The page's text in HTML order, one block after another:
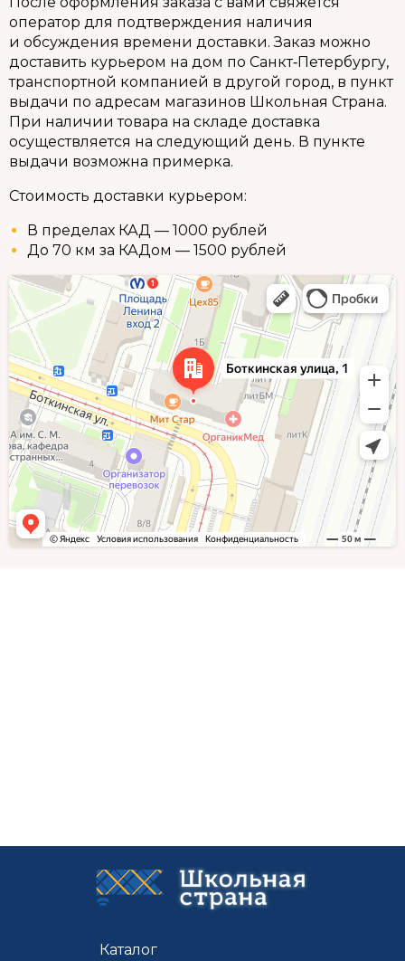
оператор для подтверждения наличия
и обсуждения времени доставки. Заказ можно
доставить курьером на дом по Санкт‑Петербургу,
транспортной компанией в другой город, в пункт
выдачи по адресам магазинов Школьная Страна.
При наличии товара на складе доставка
осуществляется на следующий день. В пункте
выдачи возможна примерка.
Стоимость доставки курьером:
В пределах КАД — 1000 рублей
До 70 км за КАДом — 1500 рублей
Каталог